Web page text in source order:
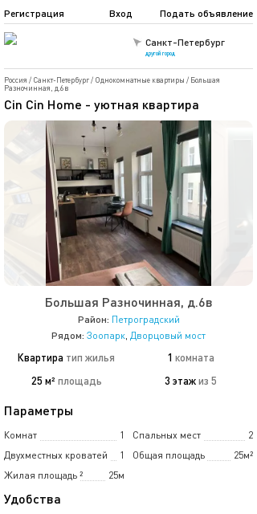
Санкт-Петербург
другой город
Подать объявление
Регистрация Вход
Россия / Санкт-Петербург/ Однокомнатные квартиры / Большая
Разночинная, д.6в
Cin Cin Home - уютная квартира
Большая Разночинная, д.6в
Район: Петроградский
Рядом: Зоопарк, Дворцовый мост
Квартира тип жилья 1 комната
25 м² площадь 3 этажиз 5
Параметры
Комнат 1 Спальных мест
2
Двухместных кроватей
1 Общая площадь
25м²
Жилая площадь
25м
²
Удобства